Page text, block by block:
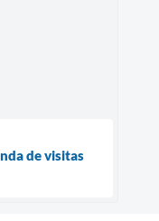
de visitas